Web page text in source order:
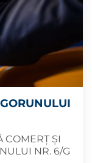
COMERȚ ȘI
NR. 6/G